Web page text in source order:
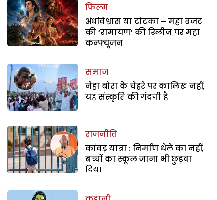
फिल्म
अंधविश्वास या टोटका – महा बजट
की ‘रामायण’ की रिलीज पर महा
कन्फ्यूजन
समाज
नेहा बोरा के चेहरे पर कालिख नहीं,
यह संस्कृति की गंदगी है
राजनीति
कांवड़ यात्रा : निर्माण धेले का नहीं,
बच्चों का स्कूल जाना भी छुड़वा
दिया